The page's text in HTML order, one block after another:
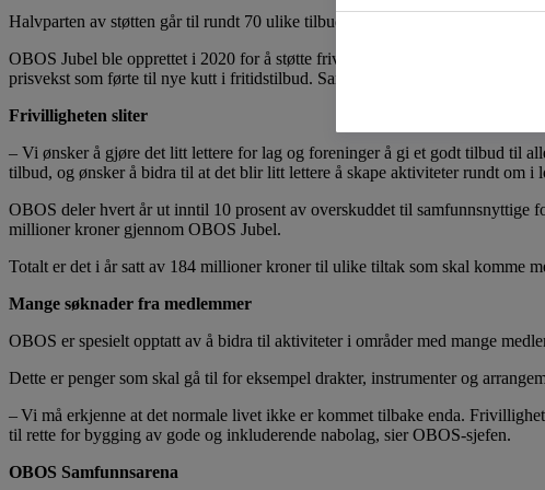
Halvparten av støtten går til rundt 70 ulike tilbud til barn og ungdommer i
OBOS Jubel ble opprettet i 2020 for å støtte frivilligheten som ble hardt
prisvekst som førte til nye kutt i fritidstilbud. Samtidig sliter mange foreldre
Frivilligheten sliter
– Vi ønsker å gjøre det litt lettere for lag og foreninger å gi et godt tilbud til
tilbud, og ønsker å bidra til at det blir litt lettere å skape aktiviteter rundt om
OBOS deler hvert år ut inntil 10 prosent av overskuddet til samfunnsnyttige
millioner kroner gjennom OBOS Jubel.
Totalt er det i år satt av 184 millioner kroner til ulike tiltak som skal komme
Mange søknader fra medlemmer
OBOS er spesielt opptatt av å bidra til aktiviteter i områder med mange
Dette er penger som skal gå til for eksempel drakter, instrumenter og
– Vi må erkjenne at det normale livet ikke er kommet tilbake enda.
til rette for bygging av gode og inkluderende nabolag, sier OBOS-sjefen.
OBOS Samfunnsarena